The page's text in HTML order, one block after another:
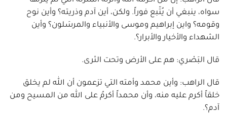
سواه، ينبغي أن يُتّبع فوراً. ولكن، أين آدم وذريته؟ وأين نوح
وقومه؟ واين إبراهيم وموسى والأنبياء والمرسَلون؟ وأين
الشهداء والأخيار والأبرار؟.
قال البَصْري: هم على الأرض وتحت الثرى.
قال الراهب: وأين محمد وأمته التي تزعمون أن الله لم يخلق
خلقاً أكرم عليه منه، وأن محمداً أكرمُ على الله من المسيح ومن
آدم؟.